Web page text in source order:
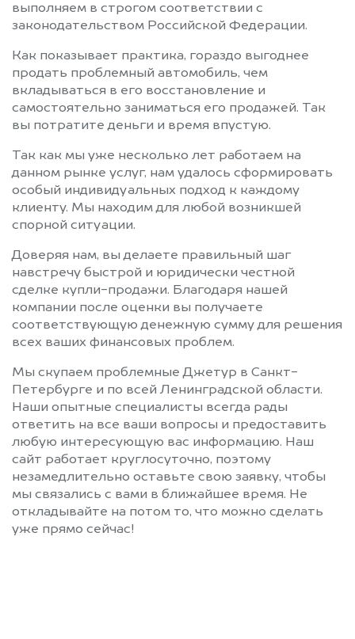
выполняем в строгом соответствии с
законодательством Российской Федерации.
Как показывает практика, гораздо выгоднее
продать проблемный автомобиль, чем
вкладываться в его восстановление и
самостоятельно заниматься его продажей. Так
вы потратите деньги и время впустую.
Так как мы уже несколько лет работаем на
данном рынке услуг, нам удалось сформировать
особый индивидуальных подход к каждому
клиенту. Мы находим для любой возникшей
спорной ситуации.
Доверяя нам, вы делаете правильный шаг
навстречу быстрой и юридически честной
сделке купли-продажи. Благодаря нашей
компании после оценки вы получаете
соответствующую денежную сумму для решения
всех ваших финансовых проблем.
Мы скупаем проблемные Джетур в Санкт-
Петербурге и по всей Ленинградской области.
Наши опытные специалисты всегда рады
ответить на все ваши вопросы и предоставить
любую интересующую вас информацию. Наш
сайт работает круглосуточно, поэтому
незамедлительно оставьте свою заявку, чтобы
мы связались с вами в ближайшее время. Не
откладывайте на потом то, что можно сделать
уже прямо сейчас!